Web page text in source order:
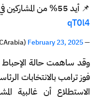
📌 أيد 55% من المشاركين في…
qT0l4
— CNBC Arabia (@CNBCArabia)
February 23, 2025
وقد ساهمت حالة الإحباط
فوز ترامب بالانتخابات